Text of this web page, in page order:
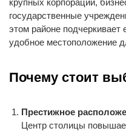
крупных корпораций,
государственные
этом районе подчеркивает
удобное местоположение
Почему стоит
Престижное
Центр столицы